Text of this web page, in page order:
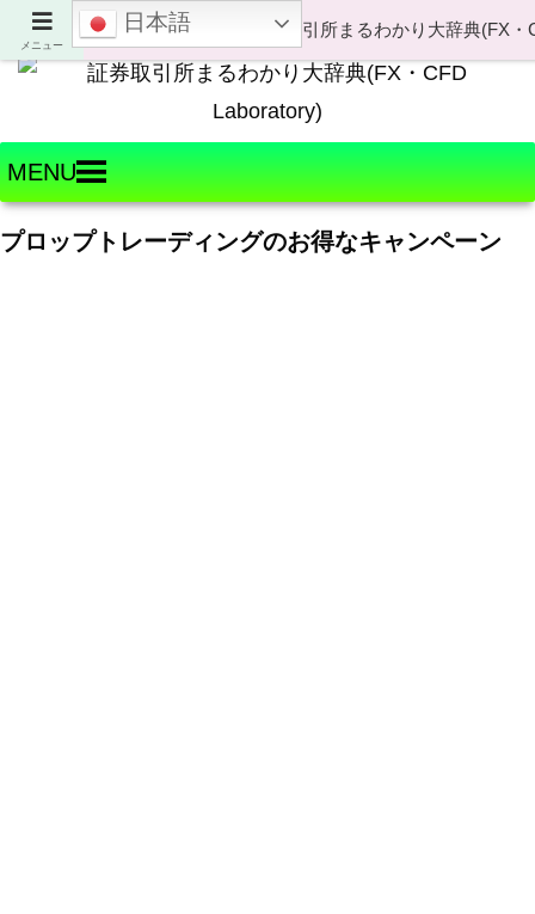
Welcome to FX・CFD Laboratory!
MENU
プロップトレーディングのお得なキャンペーン
メニュー
日本語